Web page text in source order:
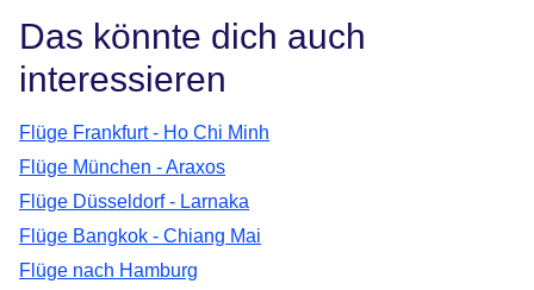
Das könnte dich auch
interessieren
Flüge Frankfurt - Ho Chi Minh
Flüge München - Araxos
Flüge Düsseldorf - Larnaka
Flüge Bangkok - Chiang Mai
Flüge nach Hamburg